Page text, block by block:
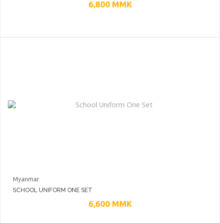
6,800 MMK
Myanmar
SCHOOL UNIFORM ONE SET
6,600 MMK